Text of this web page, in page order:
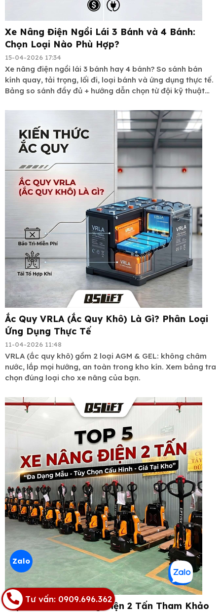
Xe Nâng Điện Ngồi Lái 3 Bánh và 4 Bánh:
Chọn Loại Nào Phù Hợp?
15-04-2026 17:34
Xe nâng điện ngồi lái 3 bánh hay 4 bánh? So sánh bán
kính quay, tải trọng, lối đi, loại bánh và ứng dụng thực tế.
Bảng so sánh đầy đủ + hướng dẫn chọn từ đội kỹ thuật
Ắc Quy VRLA (Ắc Quy Khô) Là Gì? Phân Loại
Ứng Dụng Thực Tế
11-04-2026 11:48
VRLA (ắc quy khô) gồm 2 loại AGM & GEL: không châm
nước, lắp mọi hướng, an toàn trong kho kín. Xem bảng tra
chọn đúng loại cho xe nâng của bạn.
Top 5+ Mẫu Xe Nâng Điện 2 Tấn Tham Khảo
Tư vấn: 0909.696.362
Zalo